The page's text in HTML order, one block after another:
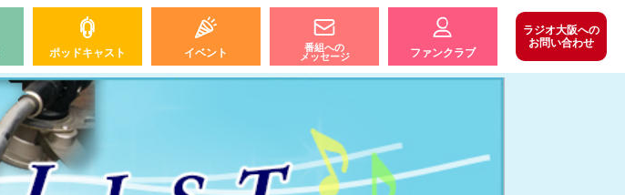
ポッドキャスト イベント
番組への
メッセージ
ファンクラブ
ラジオ大阪への
お問い合わせ